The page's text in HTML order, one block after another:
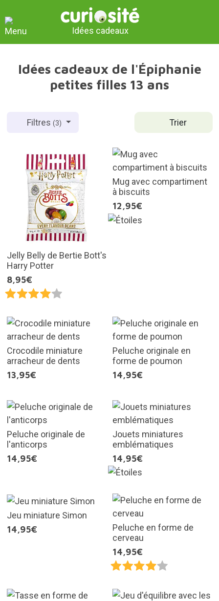
Idées cadeaux
Idées cadeaux de l'Épiphanie
petites filles 13 ans
Trier
Filtres(3)
Jelly Belly de Bertie Bott's
Harry Potter
8,95€
Mug avec compartiment
à biscuits
12,95€
Crocodile miniature
arracheur de dents
13,95€
Peluche originale en
forme de poumon
14,95€
Peluche originale de
l'anticorps
14,95€
Jouets miniatures
emblématiques
14,95€
Jeu miniature Simon
14,95€
Peluche en forme de
cerveau
14,95€